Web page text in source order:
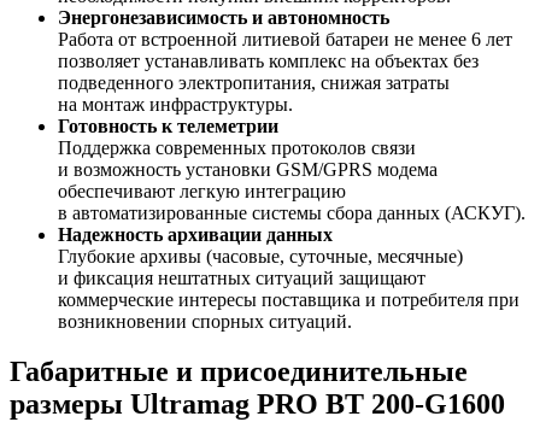
Энергонезависимость и автономность
Работа от встроенной литиевой батареи не менее 6 лет
позволяет устанавливать комплекс на объектах без
подведенного электропитания, снижая затраты
на монтаж инфраструктуры.
Готовность к телеметрии
Поддержка современных протоколов связи
и возможность установки GSM/GPRS модема
обеспечивают легкую интеграцию
в автоматизированные системы сбора данных (АСКУГ).
Надежность архивации данных
Глубокие архивы (часовые, суточные, месячные)
и фиксация нештатных ситуаций защищают
коммерческие интересы поставщика и потребителя при
возникновении спорных ситуаций.
Габаритные и присоединительные
размеры Ultramag PRO BT 200-G1600